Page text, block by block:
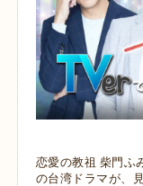
恋愛の教祖 柴門ふ
の台湾ドラマが、